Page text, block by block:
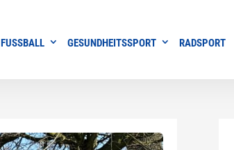
FUSSBALL GESUNDHEITSSPORT RADSPORT